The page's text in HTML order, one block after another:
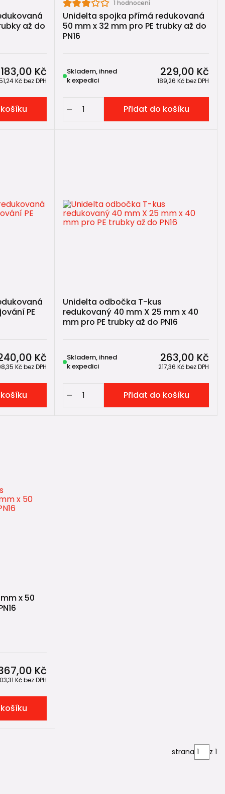
které chcete propojit.
až do
183,00 Kč
Kčbez DPH
1 hodnocení
Unidelta spojka přímá redukovaná
50 mm x 32 mm pro PE trubky až do
PN16
229,00 Kč
189,26 Kčbez DPH
Skladem, ihned
k expedici
Přidat do košíku
PE
Kč
Kčbez DPH
Unidelta odbočka T-kus
redukovaný 40 mm X 25 mm x 40
mm pro PE trubky až do PN16
263,00 Kč
217,36 Kčbez DPH
Skladem, ihned
k expedici
Přidat do košíku
x 50
Kč
Kčbez DPH
strana z 1